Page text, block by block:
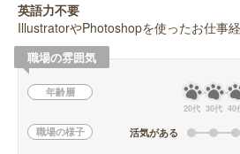
英語力不要
IllustratorやPhotoshopを使ったお仕事
職場の雰囲気
年齢層
20代 30代 40
職場の様子 活気がある